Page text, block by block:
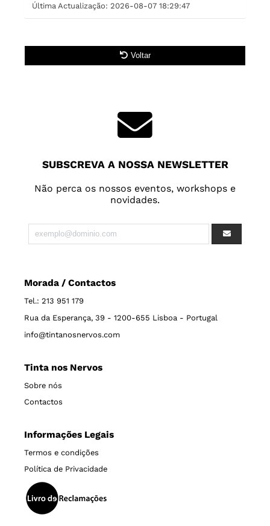
Última Actualização: 2026-08-07 18:29:47
Voltar
SUBSCREVA A NOSSA NEWSLETTER
Não perca os nossos eventos, workshops e
novidades.
Morada / Contactos
Tel.: 213 951 179
Rua da Esperança, 39 - 1200-655 Lisboa - Portugal
info@tintanosnervos.com
Tinta nos Nervos
Sobre nós
Contactos
Informações Legais
Termos e condições
Política de Privacidade